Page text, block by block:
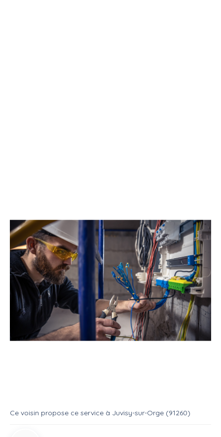
Service Bricoleur Electricien
Service : electricien
Service Electricien
Ce voisin propose ce service à Juvisy-sur-Orge (91260)